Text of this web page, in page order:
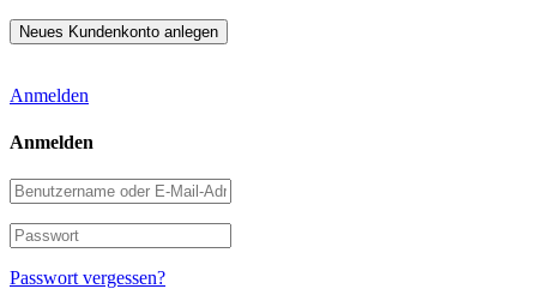
Anmelden
Anmelden
Benutzername
oder
E-
Mail-
Adresse
Passwort
Passwort vergessen?